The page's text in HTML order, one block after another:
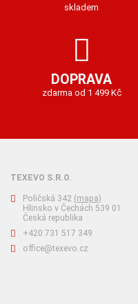
skladem
DOPRAVA
zdarma od 1 499 Kč
TEXEVO S.R.O.
Poličská 342 (mapa)
Hlinsko v Čechách 539 01
Česká republika
+420 731 517 349
office@texevo.cz